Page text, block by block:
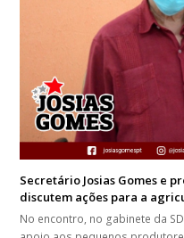
Secretário Josias Gomes e
discutem ações para a
No encontro, no gabinete da